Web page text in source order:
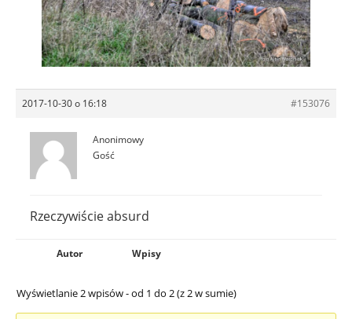
2017-10-30 o 16:18 #153076
Anonimowy
Gość
Rzeczywiście absurd
Autor Wpisy
Wyświetlanie 2 wpisów - od 1 do 2 (z 2 w sumie)